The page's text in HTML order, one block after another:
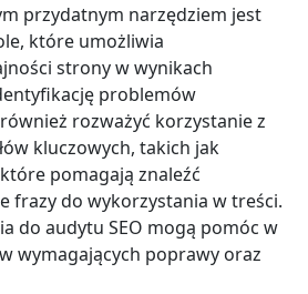
przydatnym narzędziem jest
które umożliwia
strony w wynikach
problemów
rozważyć korzystanie z
kluczowych, takich jak
pomagają znaleźć
frazy do wykorzystania w treści.
do audytu SEO mogą pomóc w
wymagających poprawy oraz